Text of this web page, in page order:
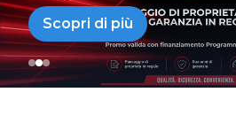
Scopri di più